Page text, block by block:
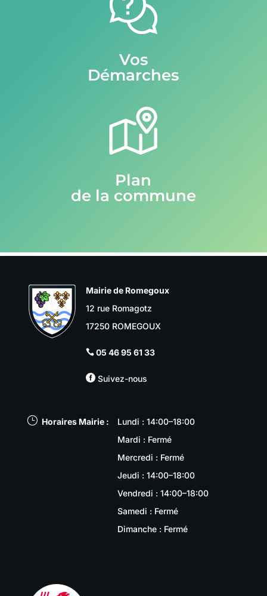
Vos
Démarches
Plan
de la commune
Mairie de Romegoux
12 rue Romagotz
17250 ROMEGOUX
 05 46 95 61 33
Suivez-nous
} Horaires Mairie :
Lundi : 14:00–18:00
Mardi : Fermé
Mercredi : Fermé
Jeudi : 14:00–18:00
Vendredi : 14:00–18:00
Samedi : Fermé
Dimanche : Fermé